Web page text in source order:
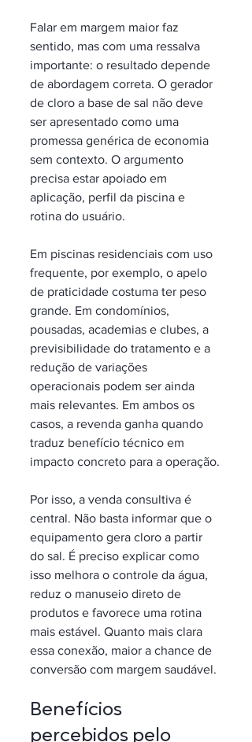
Falar em margem maior faz
sentido, mas com uma ressalva
importante: o resultado depende
de abordagem correta. O gerador
de cloro a base de sal não deve
ser apresentado como uma
promessa genérica de economia
sem contexto. O argumento
precisa estar apoiado em
aplicação, perfil da piscina e
rotina do usuário.
Em piscinas residenciais com uso
frequente, por exemplo, o apelo
de praticidade costuma ter peso
grande. Em condomínios,
pousadas, academias e clubes, a
previsibilidade do tratamento e a
redução de variações
operacionais podem ser ainda
mais relevantes. Em ambos os
casos, a revenda ganha quando
traduz benefício técnico em
impacto concreto para a operação.
Por isso, a venda consultiva é
central. Não basta informar que o
equipamento gera cloro a partir
do sal. É preciso explicar como
isso melhora o controle da água,
reduz o manuseio direto de
produtos e favorece uma rotina
mais estável. Quanto mais clara
essa conexão, maior a chance de
conversão com margem saudável.
Benefícios
percebidos pelo